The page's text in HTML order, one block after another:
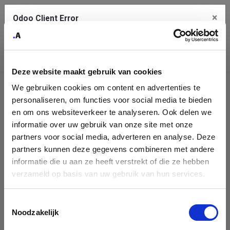
Deze website maakt gebruik van cookies
We gebruiken cookies om content en advertenties te
personaliseren, om functies voor social media te bieden
en om ons websiteverkeer te analyseren. Ook delen we
informatie over uw gebruik van onze site met onze
partners voor social media, adverteren en analyse. Deze
partners kunnen deze gegevens combineren met andere
informatie die u aan ze heeft verstrekt of die ze hebben
verzameld op basis van uw gebruik van hun services.
Noodzakelijk
Company
Identification
Please fill in your company details
You can search a company in our database by name, VAT or
enterprise ID. When a company is selected it will auto-complete the
form. If you don't find your company in our database, you can create
Odoo Client Error ×
service.
See details
Ok